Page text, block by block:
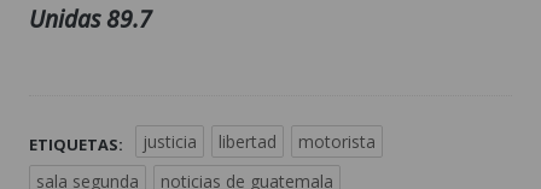
Unidas 89.7
ETIQUETAS: justicia libertad
motorista
sala segunda
noticias de guatemala